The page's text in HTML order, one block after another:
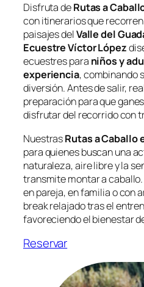
Disfruta deRutas a
con itinerarios que
paisajes delValle del
Ecuestre Víctor López
ecuestres para niños y
experiencia, combinando
diversión. Antes de salir,
preparación para que
disfrutar del recorrido con
NuestrasRutas a Caballo
para quienes buscan una
naturaleza, aire libre y la
transmite montar a
en pareja, en familia o con
breakrelajado tras el
favoreciendo el bienestar
Reservar